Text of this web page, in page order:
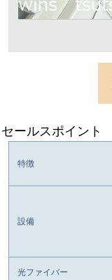
セールスポイント
特徴
設備
光ファイバー